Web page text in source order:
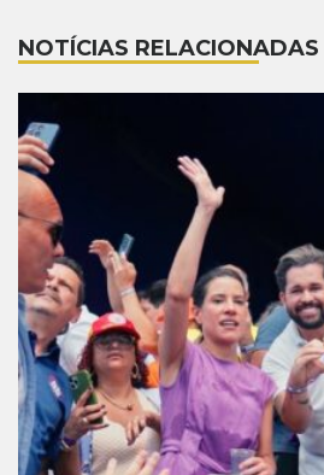
NOTÍCIAS RELACIONADAS